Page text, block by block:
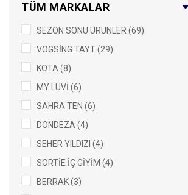
S/M (1)
KARISIKRENK (4)
PETROL (3)
MİNT (2)
MÜRDÜM (2)
SİYAH(500) (2)
TABA (2)
CAMEL (1)
FUŞYA (1)
GÜMÜŞ (1)
HAKİ (1)
TÜM MARKALAR
SEZON SONU ÜRÜNLER (69)
VOGSİNG TAYT (29)
KOTA (8)
MY LUVİ (6)
SAHRA TEN (6)
DONDEZA (4)
SEHER YILDIZI (4)
SORTİE İÇ GİYİM (4)
BERRAK (3)